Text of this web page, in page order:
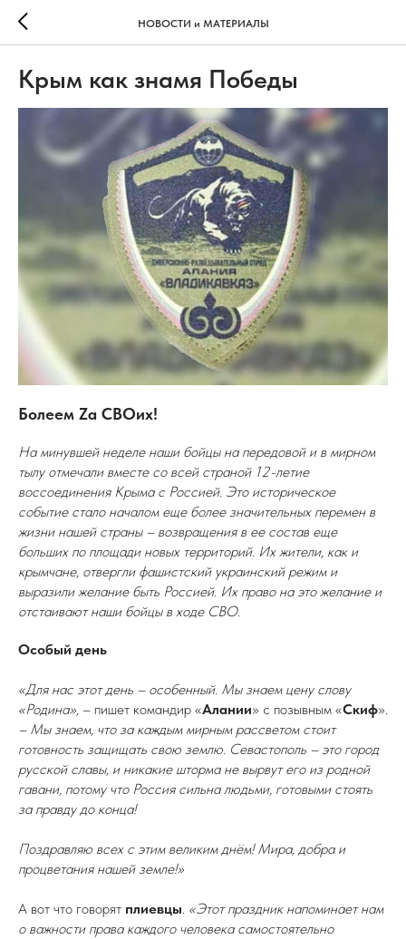
НОВОСТИ и МАТЕРИАЛЫ
Крым как знамя Победы
Болеем Zа СВОих!
На минувшей неделе наши бойцы на передовой и в мирном
тылу отмечали вместе со всей страной 12-летие
воссоединения Крыма с Россией. Это историческое
событие стало началом еще более значительных перемен в
жизни нашей страны – возвращения в ее состав еще
больших по площади новых территорий. Их жители, как и
крымчане, отвергли фашистский украинский режим и
выразили желание быть Россией. Их право на это желание и
отстаивают наши бойцы в ходе СВО.
Особый день
«Для нас этот день – особенный. Мы знаем цену слову
«Родина», – пишет командир «Алании» с позывным «Скиф».
– Мы знаем, что за каждым мирным рассветом стоит
готовность защищать свою землю. Севастополь – это город
русской славы, и никакие шторма не вырвут его из родной
гавани, потому что Россия сильна людьми, готовыми стоять
за правду до конца!
Поздравляю всех с этим великим днём! Мира, добра и
процветания нашей земле!»
А вот что говорят плиевцы. «Этот праздник напоминает нам
о важности права каждого человека самостоятельно